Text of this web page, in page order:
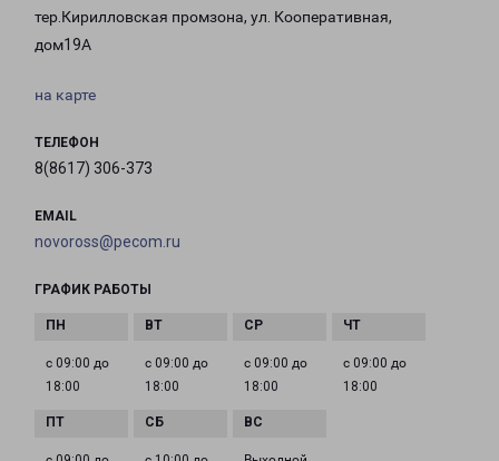
тер.Кирилловская промзона, ул. Кооперативная,
дом19А
на карте
ТЕЛЕФОН
8(8617) 306-373
EMAIL
novoross@pecom.ru
ГРАФИК РАБОТЫ
с 09:00 до
18:00
с 09:00 до
18:00
с 09:00 до
18:00
с 09:00 до
18:00